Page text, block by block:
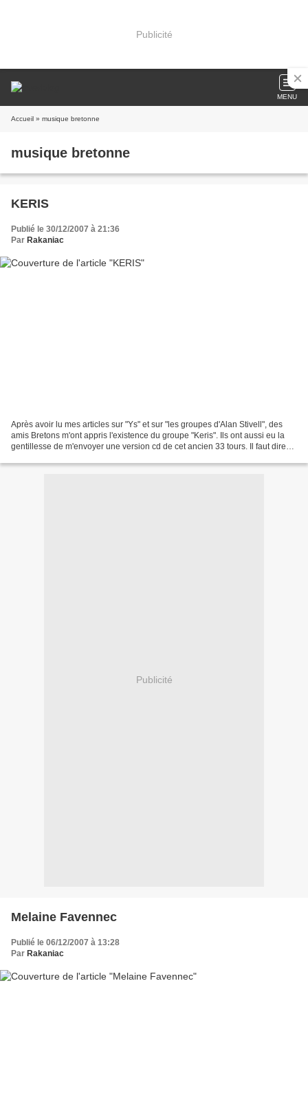
Publicité
MENU
Accueil » musique bretonne
musique bretonne
KERIS
Publié le 30/12/2007 à 21:36
Par Rakaniac
Après avoir lu mes articles sur "Ys" et sur "les groupes d'Alan Stivell", des
amis Bretons m'ont appris l'existence du groupe "Keris". Ils ont aussi eu la
gentillesse de m'envoyer une version cd de cet ancien 33 tours. Il faut dire
Publicité
Melaine Favennec
Publié le 06/12/2007 à 13:28
Par Rakaniac